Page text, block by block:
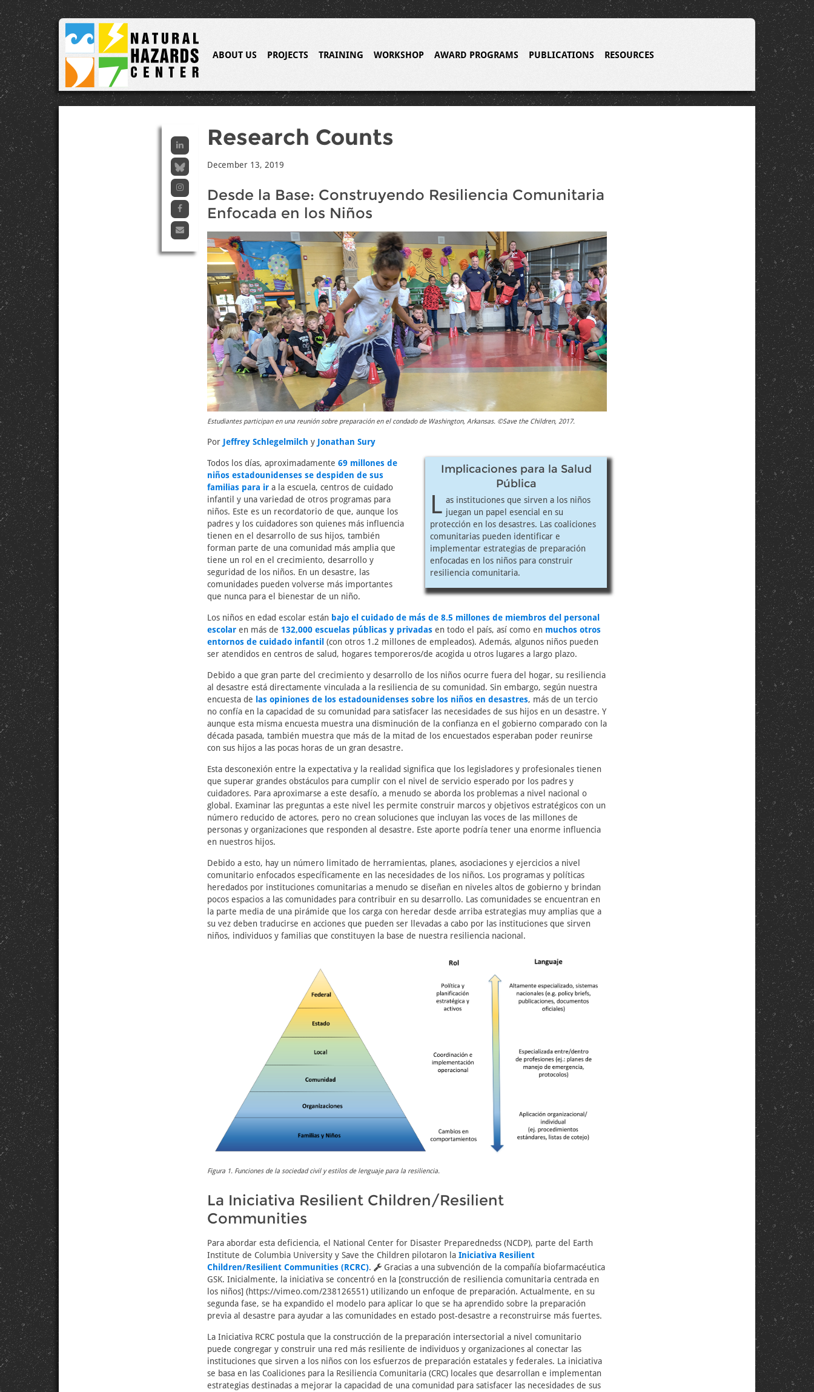
ABOUT US PROJECTS TRAINING WORKSHOP AWARD PROGRAMS PUBLICATIONS RESOURCES
Research Counts
December 13, 2019
Desde la Base: Construyendo Resiliencia Comunitaria
Enfocada en los Niños
Estudiantes participan en una reunión sobre preparación en el condado de Washington, Arkansas. ©Save the Children, 2017.
Por Jeffrey Schlegelmilch y Jonathan Sury
Implicaciones para la Salud
Pública
L as instituciones que sirven a los niños
juegan un papel esencial en su
protección en los desastres. Las coaliciones
comunitarias pueden identificar e
implementar estrategias de preparación
enfocadas en los niños para construir
resiliencia comunitaria.
Todos los días, aproximadamente 69 millones de
niños estadounidenses se despiden de sus
familias para ir a la escuela, centros de cuidado
infantil y una variedad de otros programas para
niños. Este es un recordatorio de que, aunque los
padres y los cuidadores son quienes más influencia
tienen en el desarrollo de sus hijos, también
forman parte de una comunidad más amplia que
tiene un rol en el crecimiento, desarrollo y
seguridad de los niños. En un desastre, las
comunidades pueden volverse más importantes
que nunca para el bienestar de un niño.
Los niños en edad escolar están bajo el cuidado de más de 8.5 millones de miembros del personal
escolar en más de 132,000 escuelas públicas y privadas en todo el país, así como en muchos otros
entornos de cuidado infantil (con otros 1.2 millones de empleados). Además, algunos niños pueden
ser atendidos en centros de salud, hogares temporeros/de acogida u otros lugares a largo plazo.
Debido a que gran parte del crecimiento y desarrollo de los niños ocurre fuera del hogar, su resiliencia
al desastre está directamente vinculada a la resiliencia de su comunidad. Sin embargo, según nuestra
encuesta de las opiniones de los estadounidenses sobre los niños en desastres, más de un tercio
no confía en la capacidad de su comunidad para satisfacer las necesidades de sus hijos en un desastre. Y
aunque esta misma encuesta muestra una disminución de la confianza en el gobierno comparado con la
década pasada, también muestra que más de la mitad de los encuestados esperaban poder reunirse
con sus hijos a las pocas horas de un gran desastre.
Esta desconexión entre la expectativa y la realidad significa que los legisladores y profesionales tienen
que superar grandes obstáculos para cumplir con el nivel de servicio esperado por los padres y
cuidadores. Para aproximarse a este desafío, a menudo se aborda los problemas a nivel nacional o
global. Examinar las preguntas a este nivel les permite construir marcos y objetivos estratégicos con un
número reducido de actores, pero no crean soluciones que incluyan las voces de las millones de
personas y organizaciones que responden al desastre. Este aporte podría tener una enorme influencia
en nuestros hijos.
Debido a esto, hay un número limitado de herramientas, planes, asociaciones y ejercicios a nivel
comunitario enfocados específicamente en las necesidades de los niños. Los programas y políticas
heredados por instituciones comunitarias a menudo se diseñan en niveles altos de gobierno y brindan
pocos espacios a las comunidades para contribuir en su desarrollo. Las comunidades se encuentran en
la parte media de una pirámide que los carga con heredar desde arriba estrategias muy amplias que a
su vez deben traducirse en acciones que pueden ser llevadas a cabo por las instituciones que sirven
niños, individuos y familias que constituyen la base de nuestra resiliencia nacional.
Figura 1. Funciones de la sociedad civil y estilos de lenguaje para la resiliencia.
La Iniciativa Resilient Children/Resilient
Communities
Para abordar esta deficiencia, el National Center for Disaster Preparednedss (NCDP), parte del Earth
Institute de Columbia University y Save the Children pilotaron la Iniciativa Resilient
Children/Resilient Communities (RCRC).
Gracias a una subvención de la compañía biofarmacéutica
GSK. Inicialmente, la iniciativa se concentró en la [construcción de resiliencia comunitaria centrada en
los niños] (https://vimeo.com/238126551) utilizando un enfoque de preparación. Actualmente, en su
segunda fase, se ha expandido el modelo para aplicar lo que se ha aprendido sobre la preparación
previa al desastre para ayudar a las comunidades en estado post-desastre a reconstruirse más fuertes.
La Iniciativa RCRC postula que la construcción de la preparación intersectorial a nivel comunitario
puede congregar y construir una red más resiliente de individuos y organizaciones al conectar las
instituciones que sirven a los niños con los esfuerzos de preparación estatales y federales. La iniciativa
se basa en las Coaliciones para la Resiliencia Comunitaria (CRC) locales que desarrollan e implementan
estrategias destinadas a mejorar la capacidad de una comunidad para satisfacer las necesidades de sus